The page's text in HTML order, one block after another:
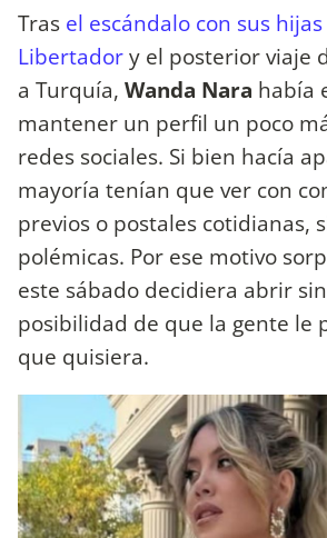
Tras el escándalo con sus
Libertadory el posterior viaje
a Turquía, Wanda Nara había
mantener un perfil un poco
redes sociales. Si bien hacía
mayoría tenían que ver con
previos o postales cotidianas,
polémicas. Por ese motivo
este sábado decidiera abrir
posibilidad de que la gente le
que quisiera.